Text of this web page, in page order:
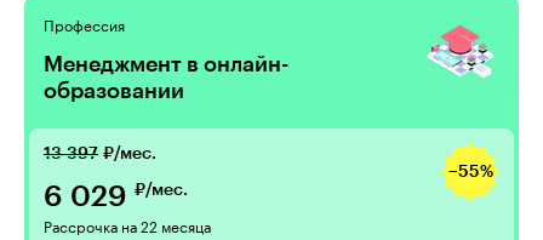
Профессия
Менеджмент в онлайн-
образовании
13 397 ₽/мес.
−55%
6 029 ₽/мес.
Рассрочка на 22 месяца